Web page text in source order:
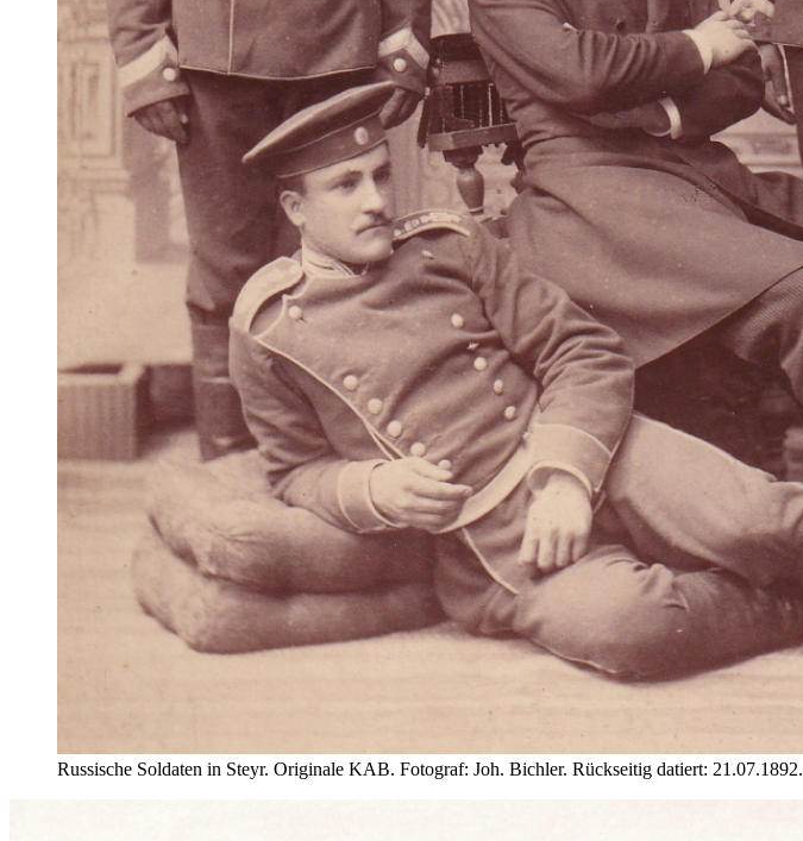
Russische Soldaten in Steyr. Originale KAB. Fotograf: Joh. Bichler. Rückseitig datiert: 21.07.1892.